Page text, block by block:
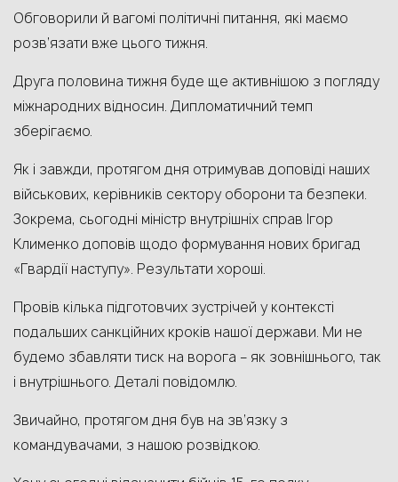
Обговорили й вагомі політичні питання, які маємо
розв’язати вже цього тижня.
Друга половина тижня буде ще активнішою з погляду
міжнародних відносин. Дипломатичний темп
зберігаємо.
Як і завжди, протягом дня отримував доповіді наших
військових, керівників сектору оборони та безпеки.
Зокрема, сьогодні міністр внутрішніх справ Ігор
Клименко доповів щодо формування нових бригад
«Гвардії наступу». Результати хороші.
Провів кілька підготовчих зустрічей у контексті
подальших санкційних кроків нашої держави. Ми не
будемо збавляти тиск на ворога – як зовнішнього, так
і внутрішнього. Деталі повідомлю.
Звичайно, протягом дня був на зв’язку з
командувачами, з нашою розвідкою.